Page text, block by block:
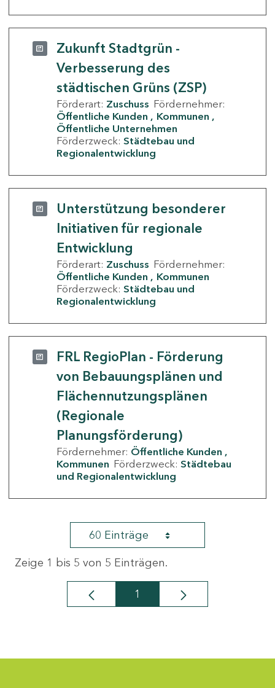
Zukunft Stadtgrün -
Verbesserung des
städtischen Grüns (ZSP)
Förderart: Zuschuss Fördernehmer:
Öffentliche Kunden
Kommunen
Öffentliche Unternehmen
Förderzweck: Städtebau und
Regionalentwicklung
Unterstützung besonderer
Initiativen für regionale
Entwicklung
Förderart: Zuschuss Fördernehmer:
Öffentliche Kunden
Kommunen
Förderzweck: Städtebau und
Regionalentwicklung
FRL RegioPlan - Förderung
von Bebauungsplänen und
Flächennutzungsplänen
(Regionale
Planungsförderung)
Fördernehmer: Öffentliche Kunden
Kommunen Förderzweck: Städtebau
und Regionalentwicklung
60 Einträge
Zeige 1 bis 5 von 5 Einträgen.
Seite
1